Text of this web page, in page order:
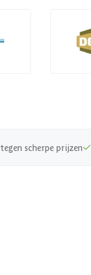
tegen scherpe prijzen